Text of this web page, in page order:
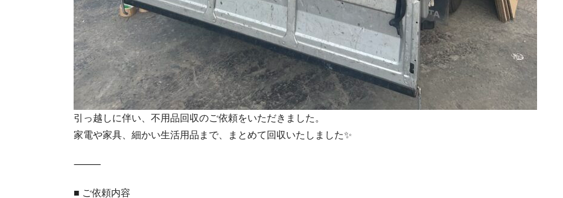
引っ越しに伴い、不用品回収のご依頼をいただきました。
家電や家具、細かい生活用品まで、まとめて回収いたしました✨
⸻
■ ご依頼内容